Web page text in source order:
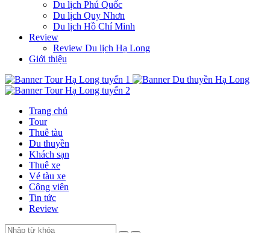
Du lịch Phú Quốc
Du lịch Quy Nhơn
Du lịch Hồ Chí Minh
Review
Review Du lịch Hạ Long
Giới thiệu
Trang chủ
Tour
Thuê tàu
Du thuyền
Khách sạn
Thuê xe
Vé tàu xe
Công viên
Tin tức
Review